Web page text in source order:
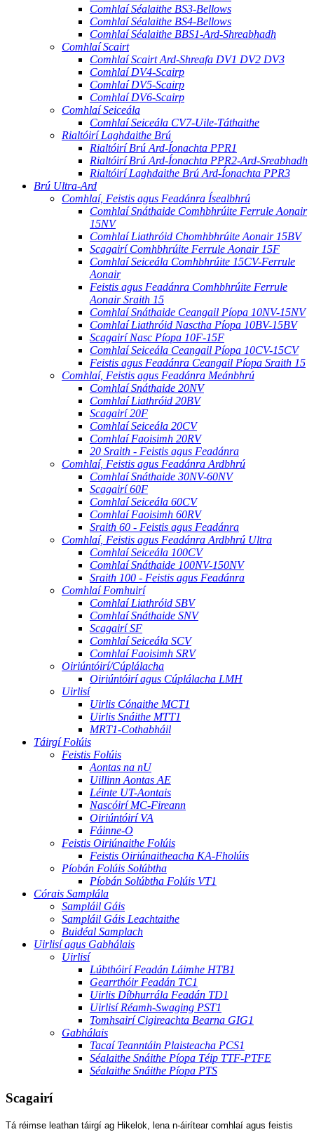
Comhlaí Séalaithe BS3-Bellows
Comhlaí Séalaithe BS4-Bellows
Comhlaí Séalaithe BBS1-Ard-Shreabhadh
Comhlaí Scairt
Comhlaí Scairt Ard-Shreafa DV1 DV2 DV3
Comhlaí DV4-Scairp
Comhlaí DV5-Scairp
Comhlaí DV6-Scairp
Comhlaí Seiceála
Comhlaí Seiceála CV7-Uile-Táthaithe
Rialtóirí Laghdaithe Brú
Rialtóirí Brú Ard-Íonachta PPR1
Rialtóirí Brú Ard-Íonachta PPR2-Ard-Sreabhadh
Rialtóirí Laghdaithe Brú Ard-Íonachta PPR3
Brú Ultra-Ard
Comhlaí, Feistis agus Feadánra Ísealbhrú
Comhlaí Snáthaide Comhbhrúite Ferrule Aonair
15NV
Comhlaí Liathróid Chomhbhrúite Aonair 15BV
Scagairí Comhbhrúite Ferrule Aonair 15F
Comhlaí Seiceála Comhbhrúite 15CV-Ferrule
Aonair
Feistis agus Feadánra Comhbhrúite Ferrule
Aonair Sraith 15
Comhlaí Snáthaide Ceangail Píopa 10NV-15NV
Comhlaí Liathróid Nasctha Píopa 10BV-15BV
Scagairí Nasc Píopa 10F-15F
Comhlaí Seiceála Ceangail Píopa 10CV-15CV
Feistis agus Feadánra Ceangail Píopa Sraith 15
Comhlaí, Feistis agus Feadánra Meánbhrú
Comhlaí Snáthaide 20NV
Comhlaí Liathróid 20BV
Scagairí 20F
Comhlaí Seiceála 20CV
Comhlaí Faoisimh 20RV
20 Sraith - Feistis agus Feadánra
Comhlaí, Feistis agus Feadánra Ardbhrú
Comhlaí Snáthaide 30NV-60NV
Scagairí 60F
Comhlaí Seiceála 60CV
Comhlaí Faoisimh 60RV
Sraith 60 - Feistis agus Feadánra
Comhlaí, Feistis agus Feadánra Ardbhrú Ultra
Comhlaí Seiceála 100CV
Comhlaí Snáthaide 100NV-150NV
Sraith 100 - Feistis agus Feadánra
Comhlaí Fomhuirí
Comhlaí Liathróid SBV
Comhlaí Snáthaide SNV
Scagairí SF
Comhlaí Seiceála SCV
Comhlaí Faoisimh SRV
Oiriúntóirí/Cúplálacha
Oiriúntóirí agus Cúplálacha LMH
Uirlisí
Uirlis Cónaithe MCT1
Uirlis Snáithe MTT1
MRT1-Cothabháil
Táirgí Folúis
Feistis Folúis
Aontas na nU
Uillinn Aontas AE
Léinte UT-Aontais
Nascóirí MC-Fireann
Oiriúntóirí VA
Fáinne-O
Feistis Oiriúnaithe Folúis
Feistis Oiriúnaitheacha KA-Fholúis
Píobán Folúis Solúbtha
Píobán Solúbtha Folúis VT1
Córais Samplála
Sampláil Gáis
Sampláil Gáis Leachtaithe
Buidéal Samplach
Uirlisí agus Gabhálais
Uirlisí
Lúbthóirí Feadán Láimhe HTB1
Gearrthóir Feadán TC1
Uirlis Díbhurrála Feadán TD1
Uirlisí Réamh-Swaging PST1
Tomhsairí Cigireachta Bearna GIG1
Gabhálais
Tacaí Teanntáin Plaisteacha PCS1
Séalaithe Snáithe Píopa Téip TTF-PTFE
Séalaithe Snáithe Píopa PTS
Scagairí
Tá réimse leathan táirgí ag Hikelok, lena n-áirítear comhlaí agus feistis